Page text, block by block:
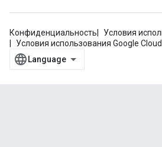
Конфиденциальность
Условия
Условия использования Google Cloud